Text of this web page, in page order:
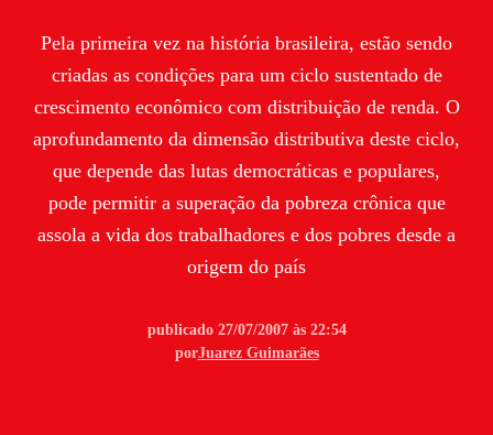
Pela primeira vez na história brasileira, estão sendo
criadas as condições para um ciclo sustentado de
crescimento econômico com distribuição de renda. O
aprofundamento da dimensão distributiva deste ciclo,
que depende das lutas democráticas e populares,
pode permitir a superação da pobreza crônica que
assola a vida dos trabalhadores e dos pobres desde a
origem do país
publicado 27/07/2007 às 22:54
porJuarez Guimarães